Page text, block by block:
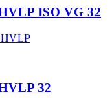
ISO VG 32
HVLP
32